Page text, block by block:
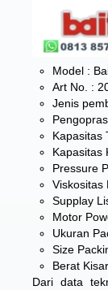
Model :
Art No. :
Jenis
Kapasitas
Kapasitas
Pressure
Viskositas
Supplay
Motor
Ukuran
Size
Berat
Dari data